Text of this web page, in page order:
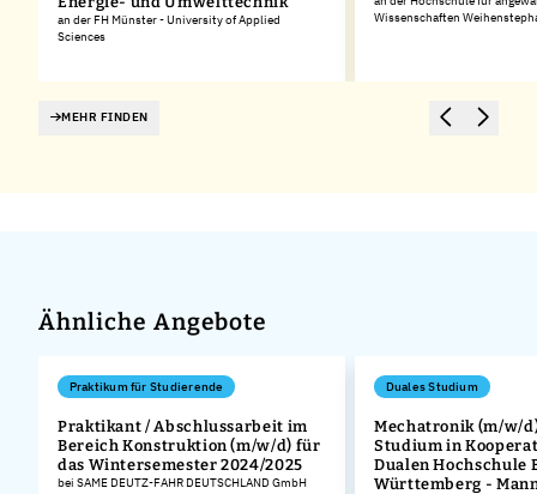
an der FH Münster - University of Applied
Sciences
Wissenschaften
MEHR FINDEN
Ähnliche Angebote
Praktikum für Studierende
Praktikant / Abschlussarbeit im
Bereich Konstruktion (m/w/d) für
das Wintersemester 2024/2025
bei SAME DEUTZ-FAHR DEUTSCHLAND GmbH
Duales Studium
Mechatronik (m/w/
Studium in
Dualen Hochschule
Württemberg -